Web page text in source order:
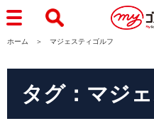
ホーム マジェスティゴルフ
タグ：マジ